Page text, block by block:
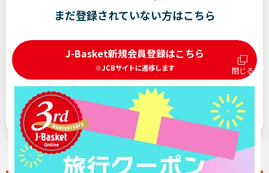
まだ登録されていない方はこちら
J-Basket新規会員登録はこちら
※JCBサイトに遷移します
J-Basketへの登録にはJCBカードが必要です。
サービス内容など詳細はこちら
閉じる